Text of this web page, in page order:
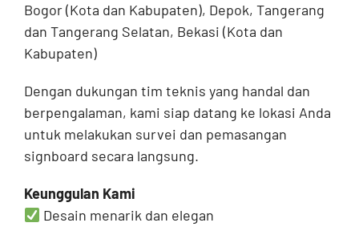
Bogor (Kota dan Kabupaten), Depok, Tangerang
dan Tangerang Selatan, Bekasi (Kota dan
Kabupaten)
Dengan dukungan tim teknis yang handal dan
berpengalaman, kami siap datang ke lokasi Anda
untuk melakukan survei dan pemasangan
signboard secara langsung.
Keunggulan Kami
Desain menarik dan elegan